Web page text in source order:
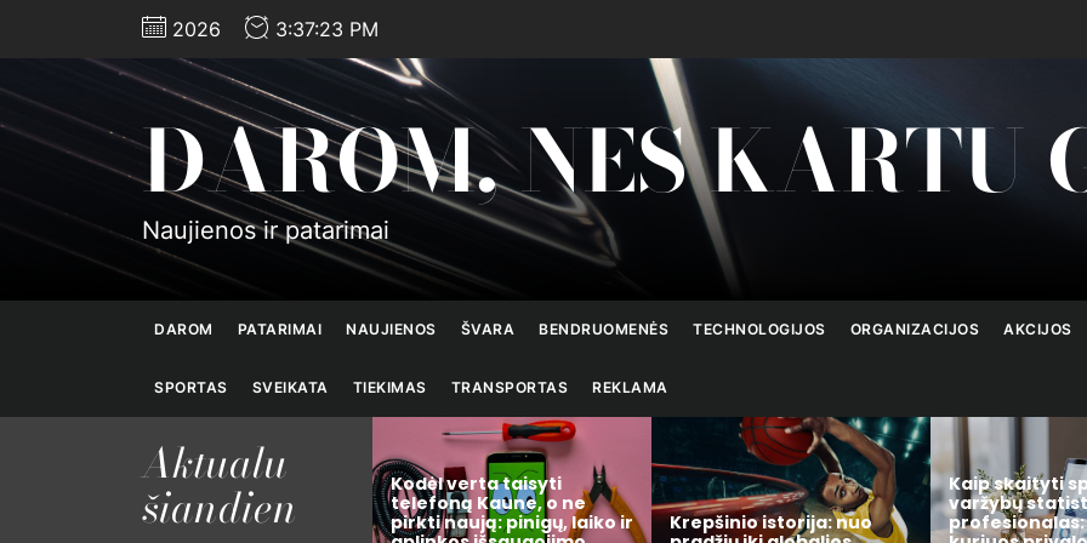
content
2026 3:37:25 PM
DAROM, NES KARTU
Naujienos ir patarimai
DAROM PATARIMAI NAUJIENOS ŠVARA BENDRUOMENĖS TECHNOLOGIJOS ORGANIZACIJOS AKCIJOS
SPORTAS SVEIKATA TIEKIMAS TRANSPORTAS REKLAMA
Aktualu
šiandien
Kodėl verta taisyti
telefoną Kaune, o ne
pirkti naują: pinigų, laiko ir
Krepšinio istorija: nuo
Kaip skaityti sporto
varžybų statistiką kaip
profesionalas: 7 rodikliai,
Kaip išsirinkti
namų